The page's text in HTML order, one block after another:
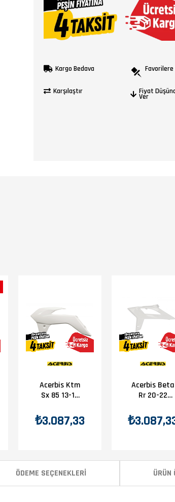
Kargo Bedava Favorilere
Karşılaştır Fiyat
Ver
Acerbis Ktm
Sx 85 13-17
Beyaz
₺3.087,33
Acerbis Beta
Rr 20-22
Beyaz
ÖDEME SEÇENEKLERI ÜRÜN